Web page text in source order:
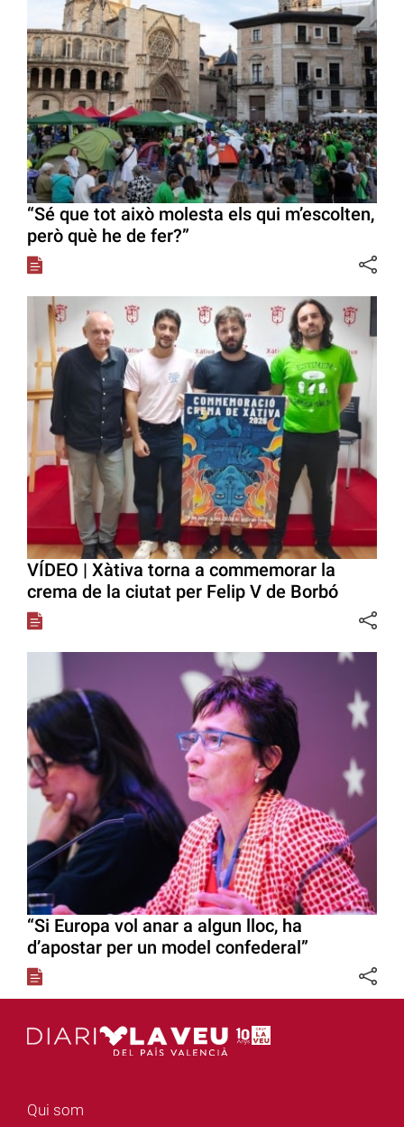
“Sé que tot això molesta els qui m’escolten,
però què he de fer?”
VÍDEO | Xàtiva torna a commemorar la
crema de la ciutat per Felip V de Borbó
“Si Europa vol anar a algun lloc, ha
d’apostar per un model confederal”
Qui som